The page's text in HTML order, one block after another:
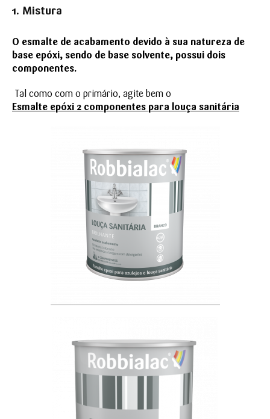
1. Mistura
O esmalte de acabamento devido à sua natureza de
base epóxi, sendo de base solvente, possui dois
componentes.
Tal como com o primário, agite bem o
Esmalte epóxi 2 componentes para louça sanitária